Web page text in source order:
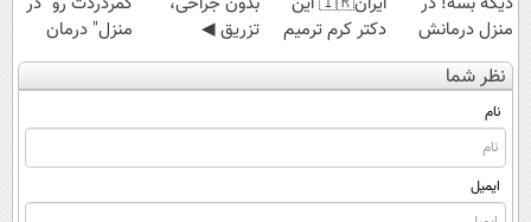
منزل درمانش
کن
(◀پرسش‌نامه)
دکتر کرم ترمیم
کننده 23 روزه
ساخت!
تزریق ◀
پرسش‌نامه رو پر
کن ▶
منزل" درمان
کنی؟ (◂فیلم +
◂پرسش‌نامه)
نظر شما
نام
ایمیل